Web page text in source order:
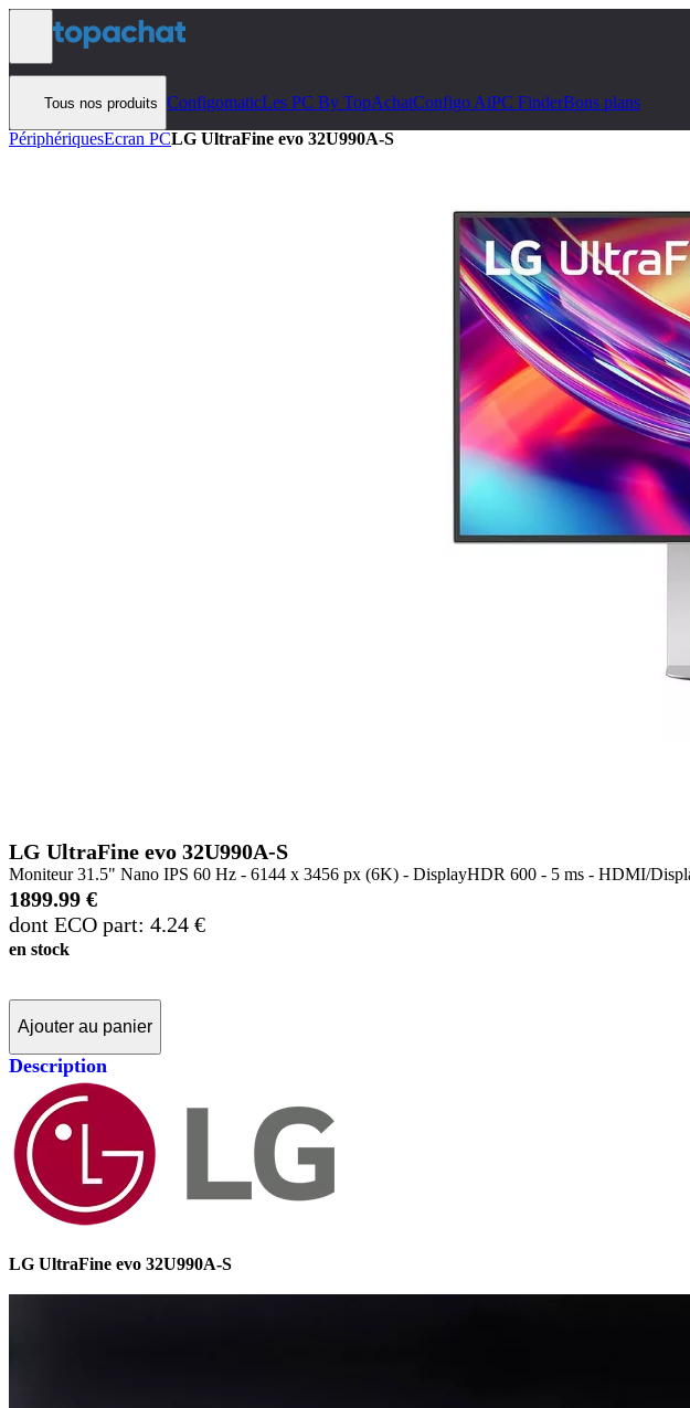
Aller au contenu
Tous nos produits ConfigomaticLes PC By TopAchatConfigo AiPC FinderBons plans
PériphériquesEcran PCLG UltraFine evo 32U990A-S
LG UltraFine evo 32U990A-S
Moniteur 31.5" Nano IPS 60 Hz - 6144 x 3456 px (6K) - DisplayHDR 600 - 5 ms - HDMI/
1899.99 €
dont ECO part: 4.24 €
en stock
Ajouter au panier
Description
LG UltraFine evo 32U990A-S